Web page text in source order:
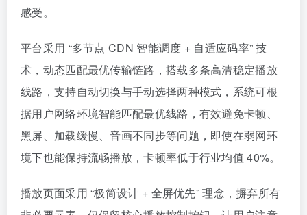
感受。
平台采用 “多节点 CDN 智能调度 + 自适应码率” 技
术，动态匹配最优传输链路，搭载多条高清稳定播放
线路，支持自动切换与手动选择两种模式，系统可根
据用户网络环境智能匹配最优线路，有效避免卡顿、
黑屏、加载缓慢、音画不同步等问题，即使在弱网环
境下也能保持流畅播放，卡顿率低于行业均值 40%。
播放页面采用 “极简设计 + 全屏优先” 理念，摒弃所有